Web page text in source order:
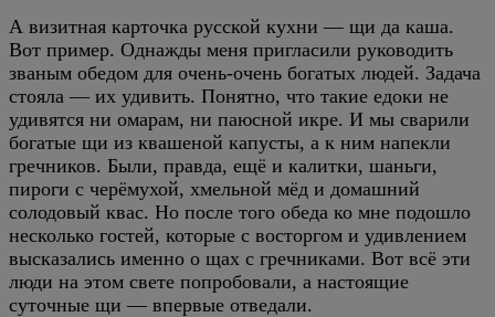
А визитная карточка русской кухни — щи да каша.
Вот пример. Однажды меня пригласили руководить
званым обедом для очень-очень богатых людей. Задача
стояла — их удивить. Понятно, что такие едоки не
удивятся ни омарам, ни паюсной икре. И мы сварили
богатые щи из квашеной капусты, а к ним напекли
гречников. Были, правда, ещё и калитки, шаньги,
пироги с черёмухой, хмельной мёд и домашний
солодовый квас. Но после того обеда ко мне подошло
несколько гостей, которые с восторгом и удивлением
высказались именно о щах с гречниками. Вот всё эти
люди на этом свете попробовали, а настоящие
суточные щи — впервые отведали.